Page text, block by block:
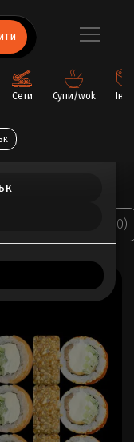
Сети Супи/wok
ВІДГУКИ (0)